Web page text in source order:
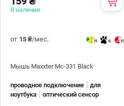
В наличии
от 15 ₴/мес. 11 6 11
Мышь Maxxter Mc-331 Black
проводное подключение |для
ноутбука |оптический сенсор